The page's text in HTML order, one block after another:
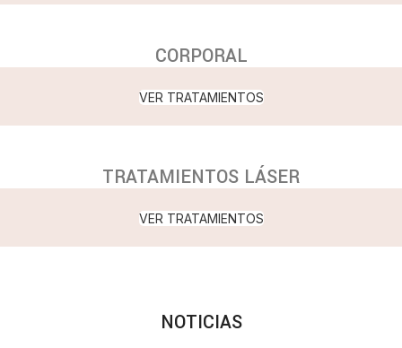
CORPORAL
VER TRATAMIENTOS
TRATAMIENTOS LÁSER
VER TRATAMIENTOS
NOTICIAS